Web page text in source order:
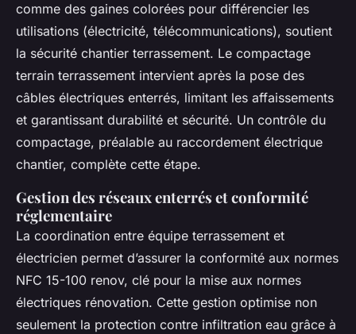
comme des gaines colorées pour différencier les
utilisations (électricité, télécommunications), soutient
la sécurité chantier terrassement. Le compactage
terrain terrassement intervient après la pose des
câbles électriques enterrés, limitant les affaissements
et garantissant durabilité et sécurité. Un contrôle du
compactage, préalable au raccordement électrique
chantier, complète cette étape.
Gestion des réseaux enterrés et conformité
réglementaire
La coordination entre équipe terrassement et
électricien permet d’assurer la conformité aux normes
NFC 15-100 renov, clé pour la mise aux normes
électriques rénovation. Cette gestion optimise non
seulement la protection contre infiltration eau grâce à